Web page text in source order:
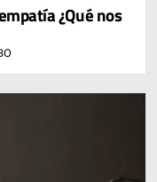
¿Qué nos